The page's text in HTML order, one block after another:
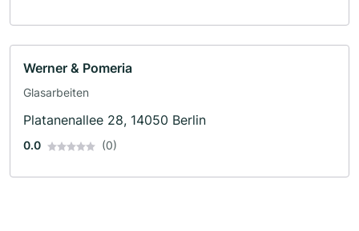
Werner & Pomeria
Glasarbeiten
Platanenallee 28, 14050 Berlin
0.0 (0)